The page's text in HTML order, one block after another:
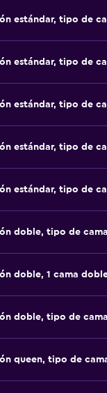
estándar, tipo de
estándar, tipo de
estándar, tipo de
estándar, tipo de
estándar, tipo de
doble, tipo de
doble, 1 cama
doble, tipo de
queen, tipo de